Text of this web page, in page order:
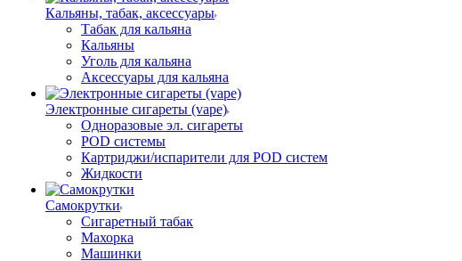
Кальяны, табак, аксессуары
Табак для кальяна
Кальяны
Уголь для кальяна
Аксессуары для кальяна
Электронные сигареты (vape)
Одноразовые эл. сигареты
POD системы
Картриджи/испарители для POD систем
Жидкости
Самокрутки
Сигаретный табак
Махорка
Машинки